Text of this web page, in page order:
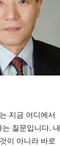
지금 어디에서
는 질문입니다. 내
이 아니라 바로